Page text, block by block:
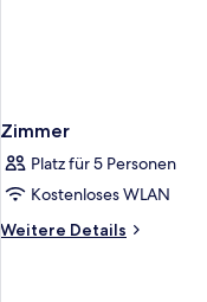
Zimmer
Platz für 5 Personen
Kostenloses WLAN
Weitere Details
Weitere